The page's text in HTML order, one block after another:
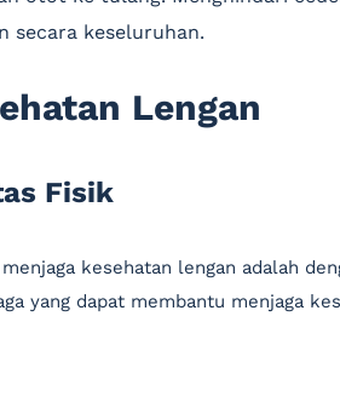
secara keseluruhan.
Lengan
Fisik
kesehatan lengan adalah
yang dapat membantu menjaga